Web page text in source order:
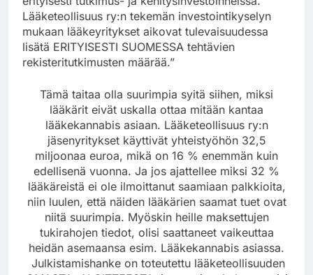
Lääketeollisuus ry:n tekemän investointikyselyn
mukaan lääkeyritykset aikovat tulevaisuudessa
lisätä ERITYISESTI SUOMESSA tehtävien
rekisteritutkimusten määrää.”
Tämä taitaa olla suurimpia syitä siihen, miksi
lääkärit eivät uskalla ottaa mitään kantaa
lääkekannabis asiaan. Lääketeollisuus ry:n
jäsenyritykset käyttivät yhteistyöhön 32,5
miljoonaa euroa, mikä on 16 % enemmän kuin
edellisenä vuonna. Ja jos ajattellee miksi 32 %
lääkäreistä ei ole ilmoittanut saamiaan palkkioita,
niin luulen, että näiden lääkärien saamat tuet ovat
niitä suurimpia. Myöskin heille maksettujen
tukirahojen tiedot, olisi saattaneet vaikeuttaa
heidän asemaansa esim. Lääkekannabis asiassa.
Julkistamishanke on toteutettu lääketeollisuuden